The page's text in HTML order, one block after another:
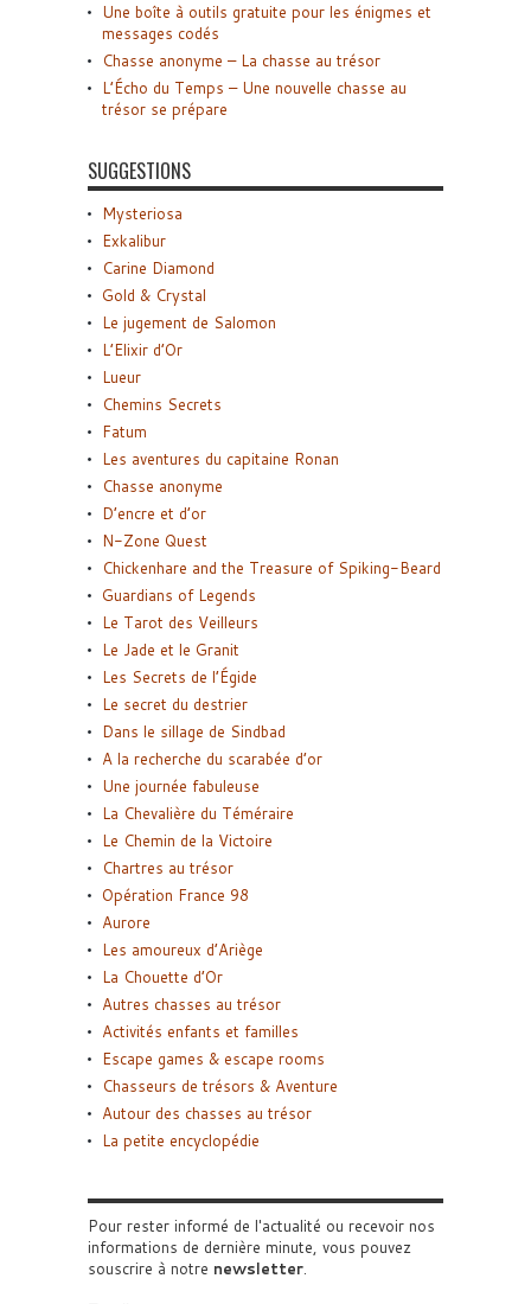
Une boîte à outils gratuite pour les énigmes et
messages codés
Chasse anonyme – La chasse au trésor
L’Écho du Temps – Une nouvelle chasse au
trésor se prépare
SUGGESTIONS
Mysteriosa
Exkalibur
Carine Diamond
Gold & Crystal
Le jugement de Salomon
L’Elixir d’Or
Lueur
Chemins Secrets
Fatum
Les aventures du capitaine Ronan
Chasse anonyme
D’encre et d’or
N-Zone Quest
Chickenhare and the Treasure of Spiking-Beard
Guardians of Legends
Le Tarot des Veilleurs
Le Jade et le Granit
Les Secrets de l’Égide
Le secret du destrier
Dans le sillage de Sindbad
A la recherche du scarabée d’or
Une journée fabuleuse
La Chevalière du Téméraire
Le Chemin de la Victoire
Chartres au trésor
Opération France 98
Aurore
Les amoureux d’Ariège
La Chouette d’Or
Autres chasses au trésor
Activités enfants et familles
Escape games & escape rooms
Chasseurs de trésors & Aventure
Autour des chasses au trésor
La petite encyclopédie
Pour rester informé de l'actualité ou recevoir nos
informations de dernière minute, vous pouvez
souscrire à notre newsletter.